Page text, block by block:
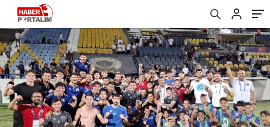
Bayındır ilk 11’de mi?)